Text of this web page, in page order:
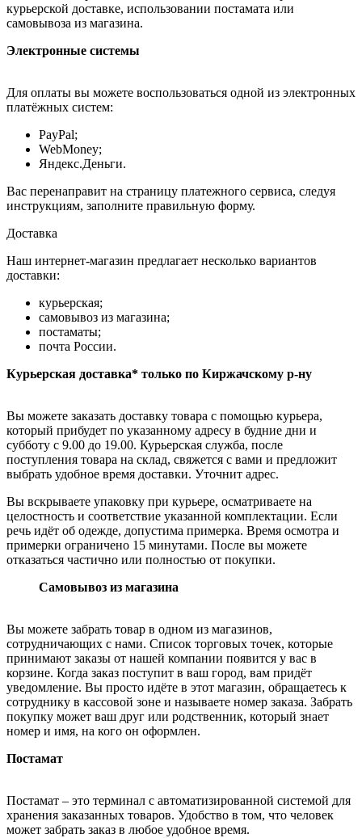
курьерской доставке, использовании постамата или
самовывоза из магазина.
Электронные системы
Для оплаты вы можете воспользоваться одной из электронных
платёжных систем:
PayPal;
WebMoney;
Яндекс.Деньги.
Вас перенаправит на страницу платежного сервиса, следуя
инструкциям, заполните правильную форму.
Доставка
Наш интернет-магазин предлагает несколько вариантов
доставки:
курьерская;
самовывоз из магазина;
постаматы;
почта России.
Курьерская доставка* только по Киржачскому р-ну
Вы можете заказать доставку товара с помощью курьера,
который прибудет по указанному адресу в будние дни и
субботу с 9.00 до 19.00. Курьерская служба, после
поступления товара на склад, свяжется с вами и предложит
выбрать удобное время доставки. Уточнит адрес.
Вы вскрываете упаковку при курьере, осматриваете на
целостность и соответствие указанной комплектации. Если
речь идёт об одежде, допустима примерка. Время осмотра и
примерки ограничено 15 минутами. После вы можете
отказаться частично или полностью от покупки.
Самовывоз из магазина
Вы можете забрать товар в одном из магазинов,
сотрудничающих с нами. Список торговых точек, которые
принимают заказы от нашей компании появится у вас в
корзине. Когда заказ поступит в ваш город, вам придёт
уведомление. Вы просто идёте в этот магазин, обращаетесь к
сотруднику в кассовой зоне и называете номер заказа. Забрать
покупку может ваш друг или родственник, который знает
номер и имя, на кого он оформлен.
Постамат
Постамат – это терминал с автоматизированной системой для
хранения заказанных товаров. Удобство в том, что человек
может забрать заказ в любое удобное время.